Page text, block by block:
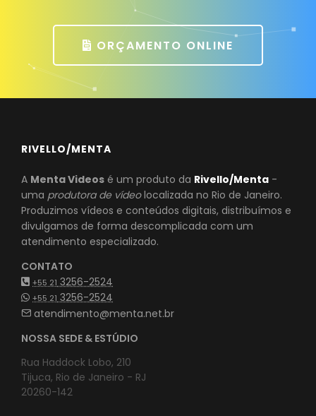
ORÇAMENTO ONLINE
RIVELLO/MENTA
A Menta Videos é um produto da Rivello/Menta -
uma produtora de vídeolocalizada no Rio de Janeiro.
Produzimos vídeos e conteúdos digitais, distribuímos e
divulgamos de forma descomplicada com um
atendimento especializado.
CONTATO
+55 213256-2524
+55 213256-2524
atendimento@menta.net.br
NOSSA SEDE & ESTÚDIO
Rua Haddock Lobo, 210
Tijuca, Rio de Janeiro - RJ
20260-142